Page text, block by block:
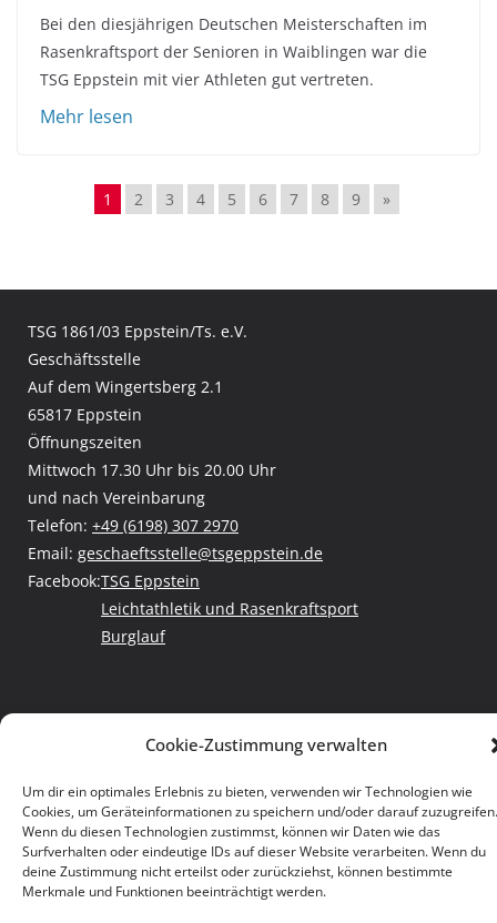
Cookie-Zustimmung verwalten
Um dir ein optimales Erlebnis zu bieten, verwenden wir Technologien wie
Cookies, um Geräteinformationen zu speichern und/oder darauf zuzugreifen.
Wenn du diesen Technologien zustimmst, können wir Daten wie das
Surfverhalten oder eindeutige IDs auf dieser Website verarbeiten. Wenn du
deine Zustimmung nicht erteilst oder zurückziehst, können bestimmte
Merkmale und Funktionen beeinträchtigt werden.
Bei den diesjährigen Deutschen Meisterschaften im
Rasenkraftsport der Senioren in Waiblingen war die
TSG Eppstein mit vier Athleten gut vertreten.
1 2 3 4 5 6 7 8 9 »
TSG 1861/03 Eppstein/Ts. e.V.
Geschäftsstelle
Auf dem Wingertsberg 2.1
65817 Eppstein
Öffnungszeiten
Mittwoch 17.30 Uhr bis 20.00 Uhr
und nach Vereinbarung
Telefon: +49 (6198) 307 2970
Email: geschaeftsstelle@tsgeppstein.de
Facebook:TSG Eppstein
Leichtathletik und Rasenkraftsport
Burglauf
Copyright © 2026TSG Eppstein. Alle Rechte vorbehalten.
Datenschutz